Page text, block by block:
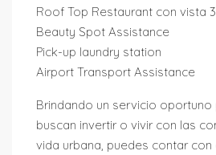
Roof Top Restaurant con vista
Beauty Spot Assistance
Pick-up laundry station
Airport Transport Assistance
Brindando un servicio
buscan invertir o vivir con las
vida urbana, puedes contar